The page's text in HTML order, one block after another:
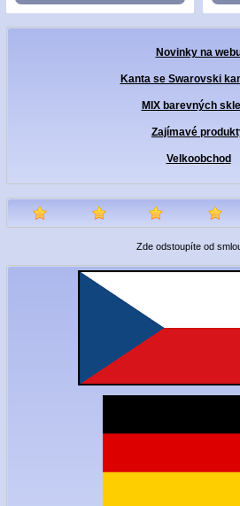
Novinky na
Kanta se Swarovski
MIX barevných
Zajímavé
Velkoobchod
Zde odstoupíte od